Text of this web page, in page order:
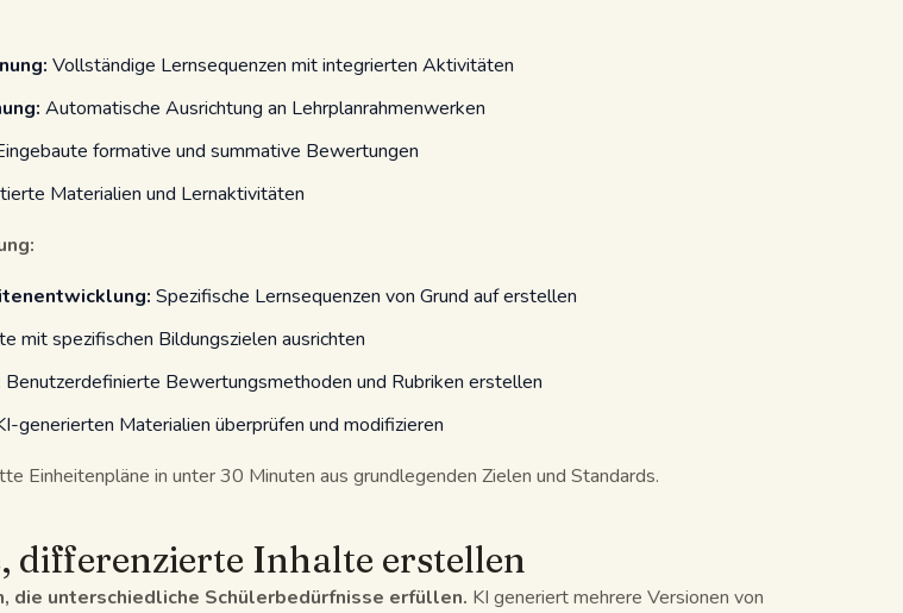
Vollständige Lernsequenzen mit integrierten Aktivitäten
Automatische Ausrichtung an Lehrplanrahmenwerken
formative und summative Bewertungen
Materialien und Lernaktivitäten
Spezifische Lernsequenzen von Grund auf erstellen
mit spezifischen Bildungszielen ausrichten
Benutzerdefinierte Bewertungsmethoden und Rubriken erstellen
generierten Materialien überprüfen und modifizieren
Einheitenpläne in unter 30 Minuten aus grundlegenden Zielen und Standards.
differenzierte Inhalte erstellen
die unterschiedliche Schülerbedürfnisse erfüllen. KI generiert mehrere Versionen von